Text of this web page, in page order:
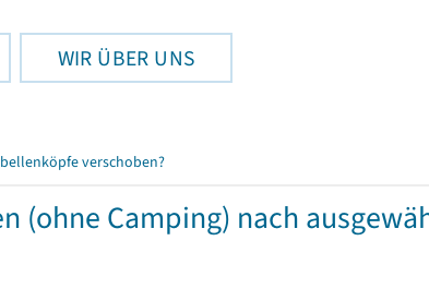
WIR ÜBER UNS
verschoben?
(ohne Camping) nach